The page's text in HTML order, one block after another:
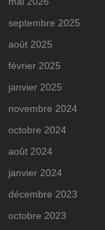
septembre 2025
août 2025
février 2025
janvier 2025
novembre 2024
octobre 2024
août 2024
janvier 2024
décembre 2023
octobre 2023